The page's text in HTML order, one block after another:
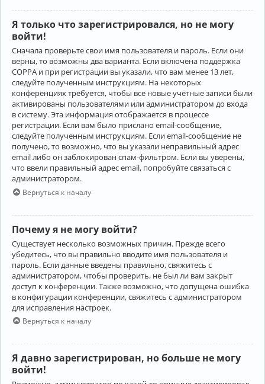
Я только что зарегистрировался, но не могу
войти!
Сначала проверьте свои имя пользователя и пароль. Если они
верны, то возможны два варианта. Если включена поддержка
COPPA и при регистрации вы указали, что вам менее 13 лет,
следуйте полученным инструкциям. На некоторых
конференциях требуется, чтобы все новые учётные записи были
активированы пользователями или администратором до входа
в систему. Эта информация отображается в процессе
регистрации. Если вам было прислано email-сообщение,
следуйте полученным инструкциям. Если email-сообщение не
получено, то возможно, что вы указали неправильный адрес
email либо он заблокирован спам-фильтром. Если вы уверены,
что ввели правильный адрес email, попробуйте связаться с
администратором.
Вернуться к началу
Почему я не могу войти?
Существует несколько возможных причин. Прежде всего
убедитесь, что вы правильно вводите имя пользователя и
пароль. Если данные введены правильно, свяжитесь с
администратором, чтобы проверить, не был ли вам закрыт
доступ к конференции. Также возможно, что допущена ошибка
в конфигурации конференции, свяжитесь с администратором
для исправления настроек.
Вернуться к началу
Я давно зарегистрирован, но больше не могу
войти!